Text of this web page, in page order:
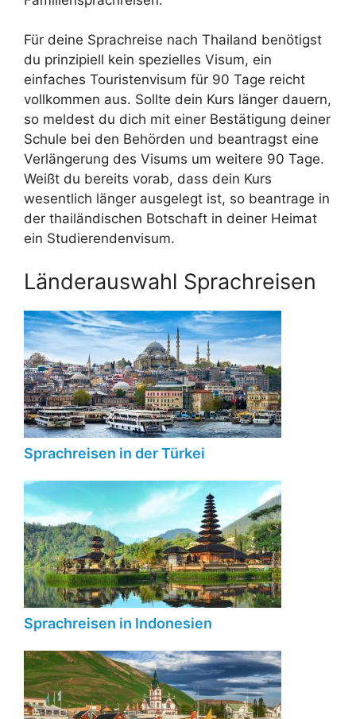
Für deine Sprachreise nach Thailand benötigst
du prinzipiell kein spezielles Visum, ein
einfaches Touristenvisum für 90 Tage reicht
vollkommen aus. Sollte dein Kurs länger dauern,
so meldest du dich mit einer Bestätigung deiner
Schule bei den Behörden und beantragst eine
Verlängerung des Visums um weitere 90 Tage.
Weißt du bereits vorab, dass dein Kurs
wesentlich länger ausgelegt ist, so beantrage in
der thailändischen Botschaft in deiner Heimat
ein Studierendenvisum.
Länderauswahl Sprachreisen
Sprachreisen in der Türkei
Sprachreisen in Indonesien